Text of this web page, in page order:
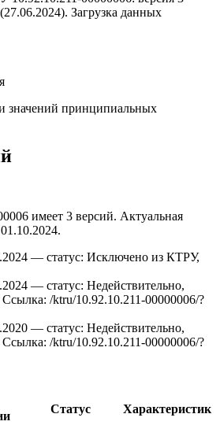
Загрузка данных
значений принципиальных
имеет 3 версий. Актуальная
— статус: Исключено из КТРУ,
— статус: Недействительно,
Ссылка: /ktru/10.92.10.211-00000006/?
— статус: Недействительно,
Ссылка: /ktru/10.92.10.211-00000006/?
Статус
Характеристик